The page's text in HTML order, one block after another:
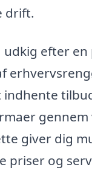
drift.
udkig efter en
indhente
gennem
giver dig
priser og